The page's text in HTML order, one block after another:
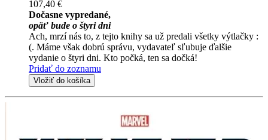
107,40 €
Dočasne vypredané,
opäť bude o štyri dni
Ach, mrzí nás to, z tejto knihy sa už predali všetky výtlačky :
(. Máme však dobrú správu, vydavateľ sľubuje ďalšie
vydanie o štyri dni. Kto počká, ten sa dočká!
Pridať do zoznamu
Vložiť do košíka